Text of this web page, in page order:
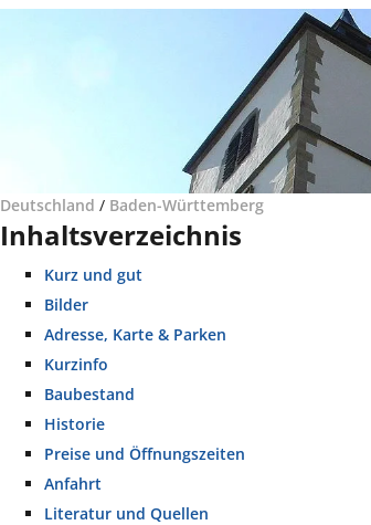
Deutschland / Baden-Württemberg
Inhaltsverzeichnis
Kurz und gut
Bilder
Adresse, Karte & Parken
Kurzinfo
Baubestand
Historie
Preise und Öffnungszeiten
Anfahrt
Literatur und Quellen